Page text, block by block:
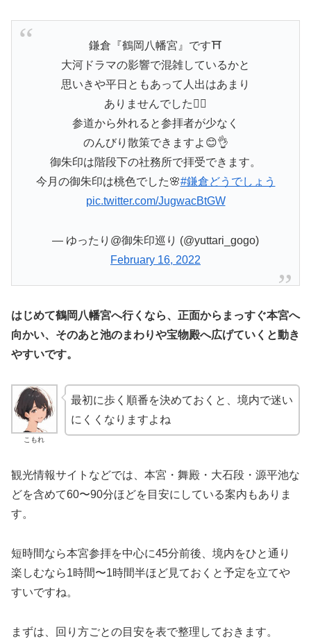
鎌倉『鶴岡八幡宮』です⛩
大河ドラマの影響で混雑しているかと
思いきや平日ともあって人出はあまり
ありませんでした🙆‍♂️
参道から外れると参拝者が少なく
のんびり散策できますよ😊👌
御朱印は階段下の社務所で拝受できます。
今月の御朱印は桃色でした🌸#鎌倉どうでしょう
pic.twitter.com/JugwacBtGW
— ゆったり@御朱印巡り (@yuttari_gogo)
February 16, 2022
はじめて鶴岡八幡宮へ行くなら、正面からまっすぐ本宮へ
向かい、そのあと池のまわりや宝物殿へ広げていくと動き
やすいです。
こもれ
最初に歩く順番を決めておくと、境内で迷い
にくくなりますよね
観光情報サイトなどでは、本宮・舞殿・大石段・源平池な
どを含めて60〜90分ほどを目安にしている案内もありま
す。
短時間なら本宮参拝を中心に45分前後、境内をひと通り
楽しむなら1時間〜1時間半ほど見ておくと予定を立てや
すいですね。
まずは、回り方ごとの目安を表で整理しておきます。